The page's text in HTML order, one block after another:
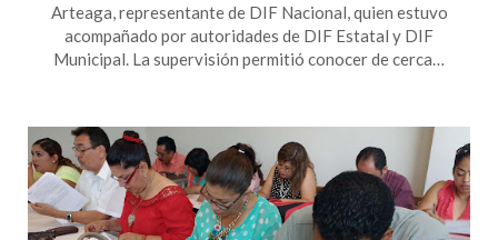
Arteaga, representante de DIF Nacional, quien estuvo
acompañado por autoridades de DIF Estatal y DIF
Municipal. La supervisión permitió conocer de cerca…